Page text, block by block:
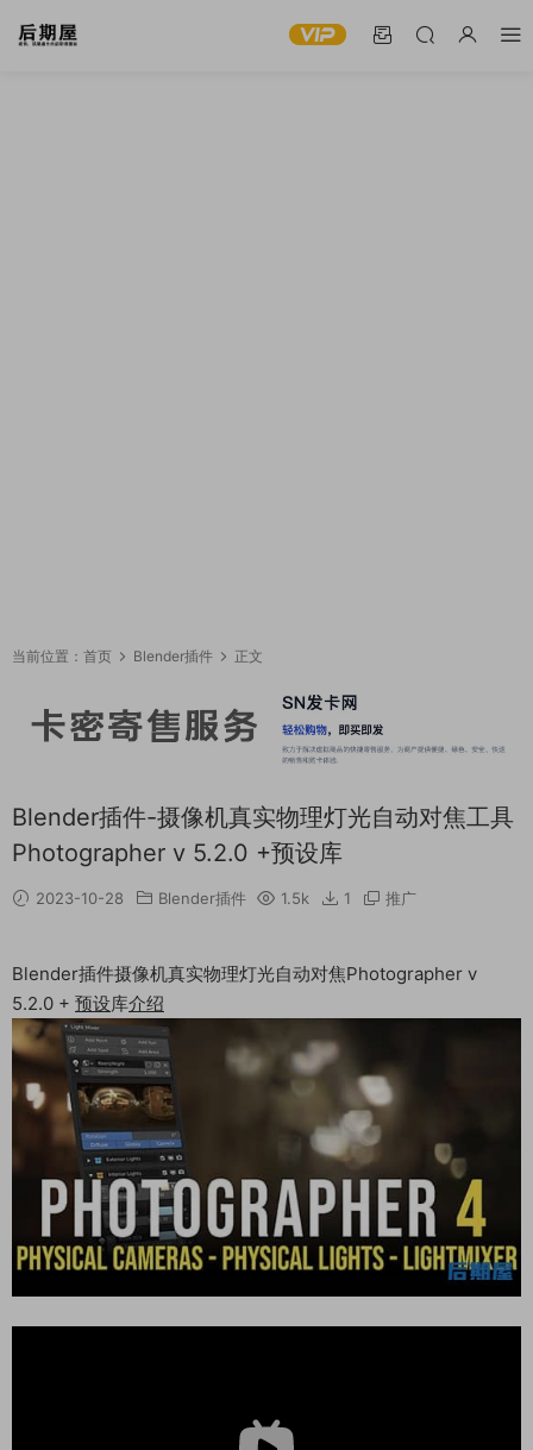
当前位置： 首页 Blender插件 正文
Blender插件-摄像机真实物理灯光自动对焦工具
Photographer v 5.2.0 +预设库
2023-10-28 Blender插件 1.5k 1 推广
Blender插件摄像机真实物理灯光自动对焦Photographer v
5.2.0 + 预设库介绍